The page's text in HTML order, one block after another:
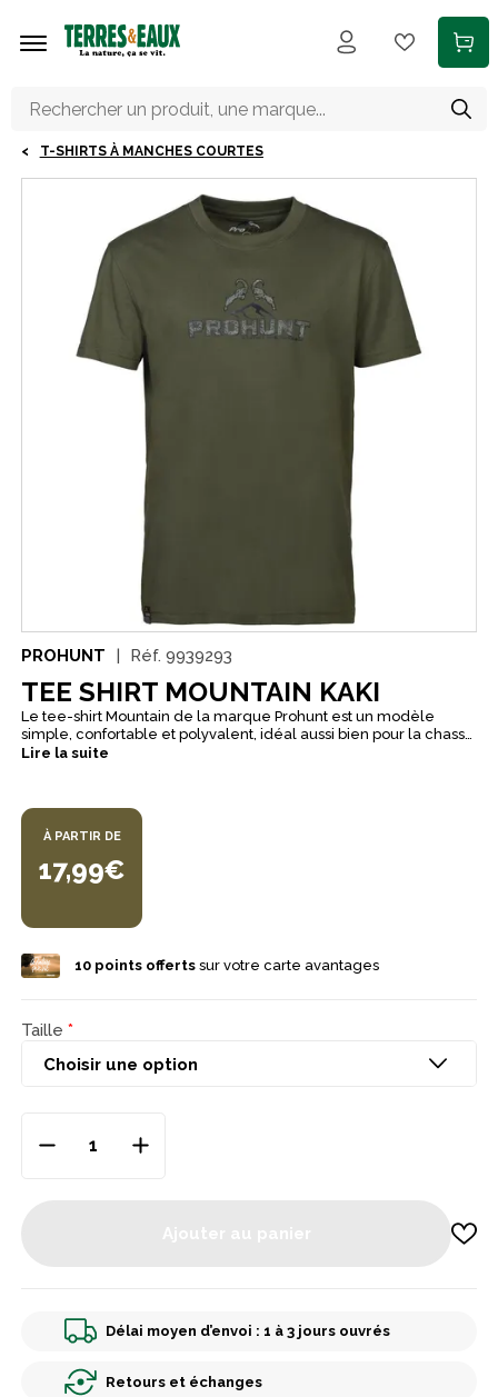
T-SHIRTS À MANCHES COURTES
PROHUNT Réf. 9939293
TEE SHIRT MOUNTAIN KAKI
Le tee-shirt Mountain de la marque Prohunt est un modèle
simple, confortable et polyvalent, idéal aussi bien pour la chasse
que pour un usage quotidien. Confectionné en 100 % coton, il
en font un vêtement facile à porter en toute saison.
Lire la suite
À PARTIR DE
17,99€
10points offertssur votre carte avantages
Taille
Délai moyen d’envoi : 1 à 3 jours ouvrés
Retours et échanges